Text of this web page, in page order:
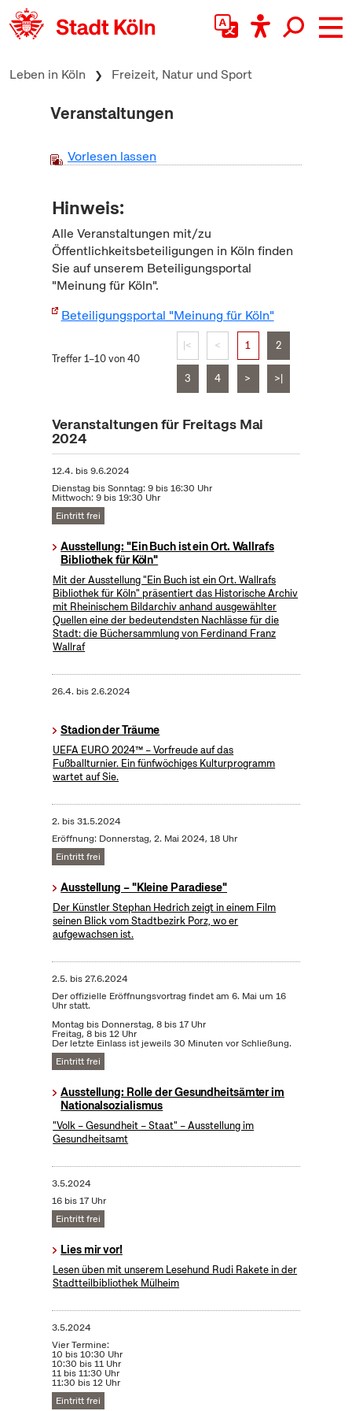
zum Inhalt springen
Leben in Köln Freizeit, Natur und Sport
Veranstaltungen
Vorlesen lassen
Hinweis:
Alle Veranstaltungen mit/zu
Öffentlichkeitsbeteiligungen in Köln finden
Sie auf unserem Beteiligungsportal
"Meinung für Köln".
Beteiligungsportal "Meinung für Köln"
Treffer 1–10 von 40
|< < 1 2
3 4 > >|
Veranstaltungen für Freitags Mai
2024
12.4. bis9.6.2024
Dienstag bis Sonntag: 9 bis 16:30 Uhr
Mittwoch: 9 bis 19:30 Uhr
Eintritt frei
Ausstellung: "Ein Buch ist ein Ort. Wallrafs
Bibliothek für Köln"
Mit der Ausstellung "Ein Buch ist ein Ort. Wallrafs
Bibliothek für Köln" präsentiert das Historische Archiv
mit Rheinischem Bildarchiv anhand ausgewählter
Quellen eine der bedeutendsten Nachlässe für die
Stadt: die Büchersammlung von Ferdinand Franz
Wallraf
26.4. bis2.6.2024
Stadion der Träume
UEFA EURO 2024™ – Vorfreude auf das
Fußballturnier. Ein fünfwöchiges Kulturprogramm
wartet auf Sie.
2. bis31.5.2024
Eröffnung: Donnerstag, 2. Mai 2024, 18 Uhr
Eintritt frei
Ausstellung – "Kleine Paradiese"
Der Künstler Stephan Hedrich zeigt in einem Film
seinen Blick vom Stadtbezirk Porz, wo er
aufgewachsen ist.
2.5. bis27.6.2024
Der offizielle Eröffnungsvortrag findet am 6. Mai um 16
Uhr statt.
Montag bis Donnerstag, 8 bis 17 Uhr
Freitag, 8 bis 12 Uhr
Der letzte Einlass ist jeweils 30 Minuten vor Schließung.
Eintritt frei
Ausstellung: Rolle der Gesundheitsämter im
Nationalsozialismus
"Volk – Gesundheit – Staat" – Ausstellung im
Gesundheitsamt
3.5.2024
16 bis 17 Uhr
Eintritt frei
Lies mir vor!
Lesen üben mit unserem Lesehund Rudi Rakete in der
Stadtteilbibliothek Mülheim
3.5.2024
Vier Termine:
10 bis 10:30 Uhr
10:30 bis 11 Uhr
11 bis 11:30 Uhr
11:30 bis 12 Uhr
Eintritt frei